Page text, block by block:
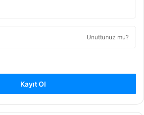
Unuttunuz mu?
Kayıt Ol